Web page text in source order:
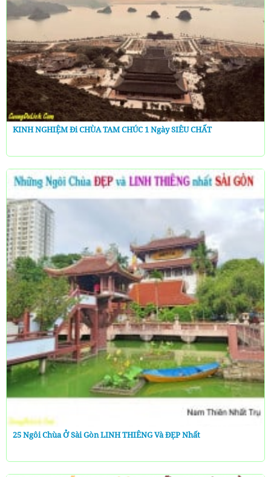
KINH NGHIỆM Đi CHÙA TAM CHÚC 1 Ngày SIÊU CHẤT
25 Ngôi Chùa Ở Sài Gòn LINH THIÊNG Và ĐẸP Nhất